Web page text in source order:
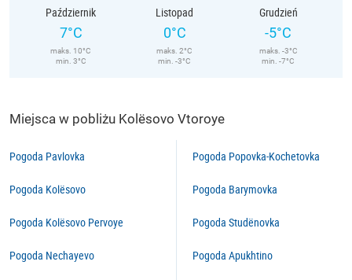
Październik
7°C
maks. 10°C
min. 3°C
Listopad
0°C
maks. 2°C
min. -3°C
Grudzień
-5°C
maks. -3°C
min. -7°C
Miejsca w pobliżu Kolësovo Vtoroye
Pogoda Pavlovka
Pogoda Kolësovo
Pogoda Kolësovo Pervoye
Pogoda Nechayevo
Pogoda Popovka-Kochetovka
Pogoda Barymovka
Pogoda Studënovka
Pogoda Apukhtino